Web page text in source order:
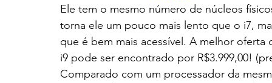
Ele tem o mesmo número de núcleos
torna ele um pouco mais lento que o i7,
que é bem mais acessível. A melhor
i9 pode ser encontrado por R$3.999,00!
Comparado com um processador da